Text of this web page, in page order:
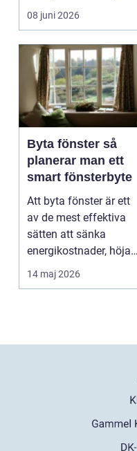
tänker på. Rätt
utformad...
08 juni 2026
Byta fönster så
planerar man ett
smart fönsterbyte
Att byta fönster är ett
av de mest effektiva
sätten att sänka
energikostnader, höja
komforten och ge...
14 maj 2026